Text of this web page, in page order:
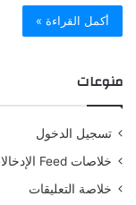
أكمل القراءة »
منوعات
تسجيل الدخول
خلاصات Feed الإدخالات
خلاصة التعليقات